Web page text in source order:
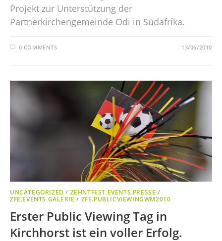
Projekt zur Unterstützung der
Partnerkirchengemeinde Odi in Südafrika.
0 COMMENTS 13/06/2010
UNCATEGORIZED / ZEHNTFEST.EVENTS.PRESSE /
ZFE.EVENTS.GALERIE / ZFE.PUBLICVIEWINGWM2010
Erster Public Viewing Tag in
Kirchhorst ist ein voller Erfolg.